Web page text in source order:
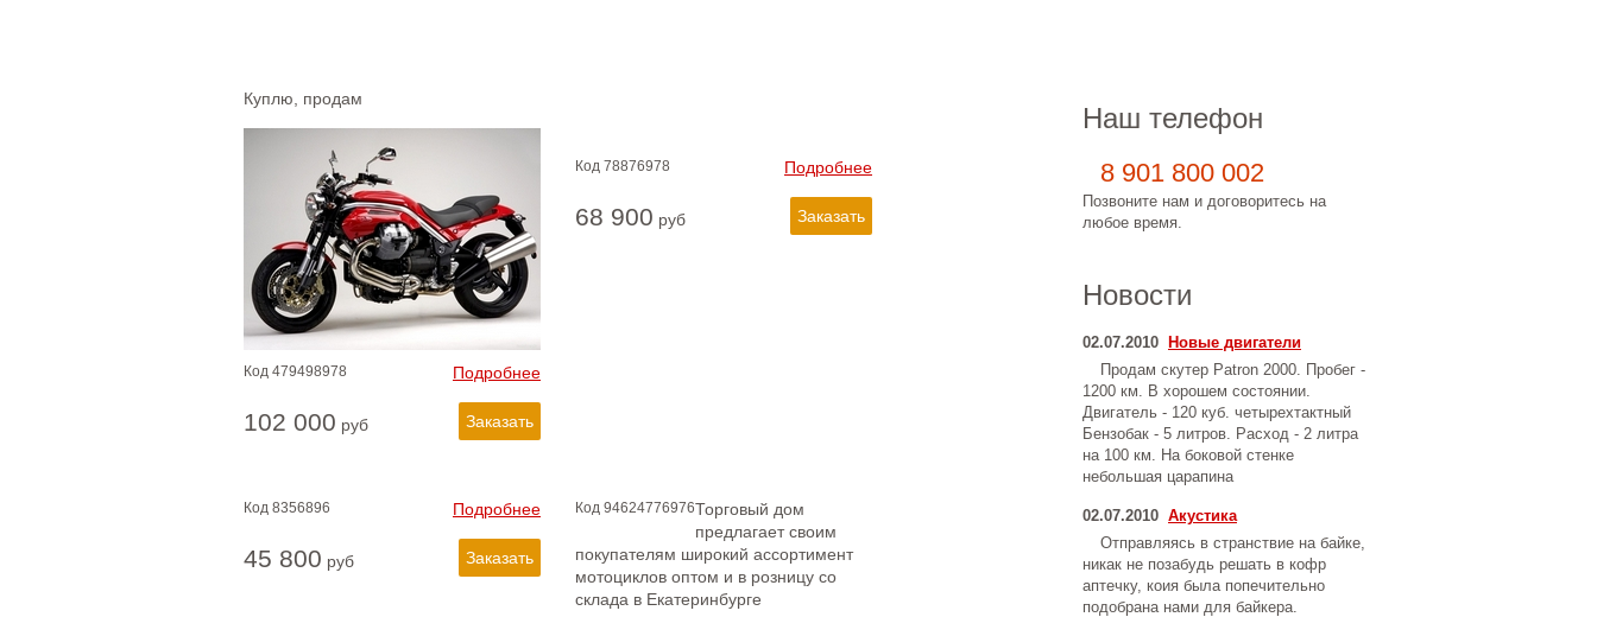
Куплю, продам
Код 479498978 Подробнее
102 000 руб
Код 78876978 Подробнее
68 900 руб
Код 8356896 Подробнее
45 800 руб
Код 94624776976Торговый дом
предлагает своим
покупателям широкий ассортимент
мотоциклов оптом и в розницу со
склада в Екатеринбурге
Наш телефон
8 901 800 002
Позвоните нам и договоритесь на
любое время.
Новости
02.07.2010
Новые двигатели
Продам скутер Patron 2000. Пробег -
1200 км. В хорошем состоянии.
Двигатель - 120 куб. четырехтактный
Бензобак - 5 литров. Расход - 2 литра
на 100 км. На боковой стенке
небольшая царапина
02.07.2010 Акустика
Отправляясь в странствие на байке,
никак не позабудь решать в кофр
аптечку, коия была попечительно
подобрана нами для байкера.